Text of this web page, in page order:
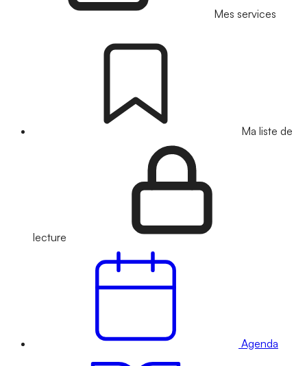
Mes services
Ma liste de
lecture
Agenda